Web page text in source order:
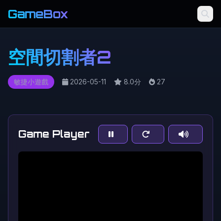
GameBox
空間切割者2
敏捷小遊戲 2026-05-11 8.0分 27
Game Player